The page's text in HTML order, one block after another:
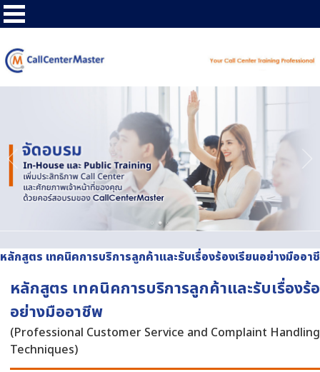
หลักสูตร เทคนิคการบริการลูกค้าและรับเรื่องร้องเรียนอย่างมืออา
หลักสูตร เทคนิคการบริการลูกค้าและรับเรื่องร้
อย่างมืออาชีพ
(Professional Customer Service and Complaint Handling
Techniques)